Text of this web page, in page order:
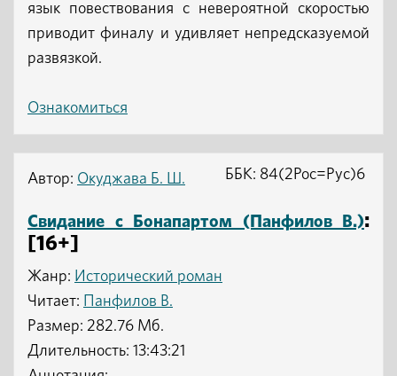
язык повествования с невероятной скоростью
приводит финалу и удивляет непредсказуемой
развязкой.
Ознакомиться
Автор: Окуджава Б. Ш.
Свидание с Бонапартом (Панфилов В.):
[16+]
Жанр: Исторический роман
Читает: Панфилов В.
ББК: 84(2Рос=Рус)6
Размер: 282.76 Мб.
Длительность: 13:43:21